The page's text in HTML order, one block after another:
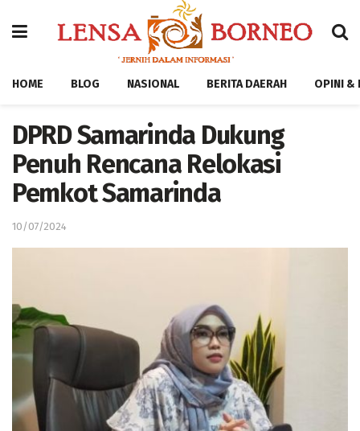
HOME BLOG NASIONAL BERITA DAERAH OPINI &
DPRD Samarinda Dukung
Penuh Rencana Relokasi
Pemkot Samarinda
10/07/2024